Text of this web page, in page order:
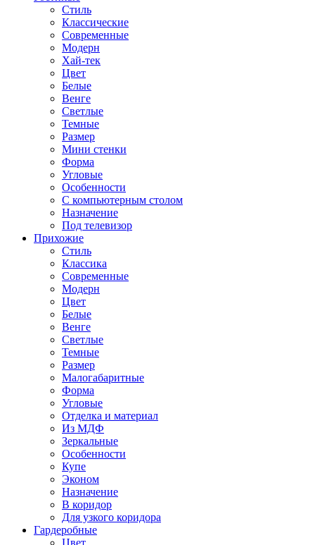
Стиль
Классические
Современные
Модерн
Хай-тек
Цвет
Белые
Венге
Светлые
Темные
Размер
Мини стенки
Форма
Угловые
Особенности
С компьютерным столом
Назначение
Под телевизор
Прихожие
Стиль
Классика
Современные
Модерн
Цвет
Белые
Венге
Светлые
Темные
Размер
Малогабаритные
Форма
Угловые
Отделка и материал
Из МДФ
Зеркальные
Особенности
Купе
Эконом
Назначение
В коридор
Для узкого коридора
Гардеробные
Цвет